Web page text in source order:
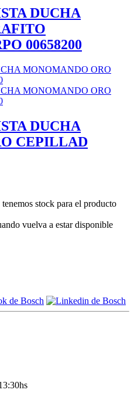
DUCHA
00658200
DUCHA
CEPILLAD
stock para el producto
vuelva a estar disponible